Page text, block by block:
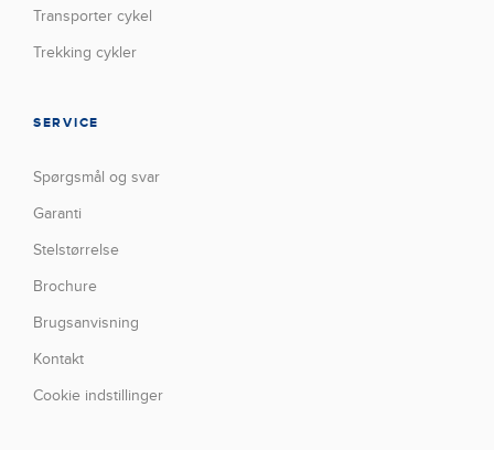
Transporter cykel
Trekking cykler
SERVICE
Spørgsmål og svar
Garanti
Stelstørrelse
Brochure
Brugsanvisning
Kontakt
Cookie indstillinger